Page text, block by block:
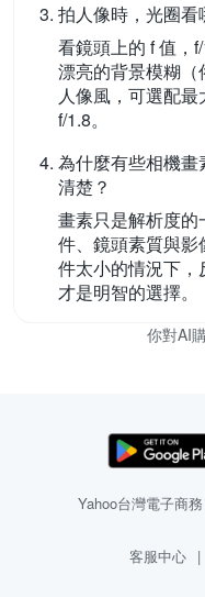
拍人像時，光圈看
看鏡頭上的 f 值，
漂亮的背景模糊
人像風，可選配
f/1.8。
為什麼有些相機
清楚？
畫素只是解析度
件、鏡頭素質與
件太小的情況下
才是明智的選擇。
你對AI
Yahoo台灣電子商
客服中心 |